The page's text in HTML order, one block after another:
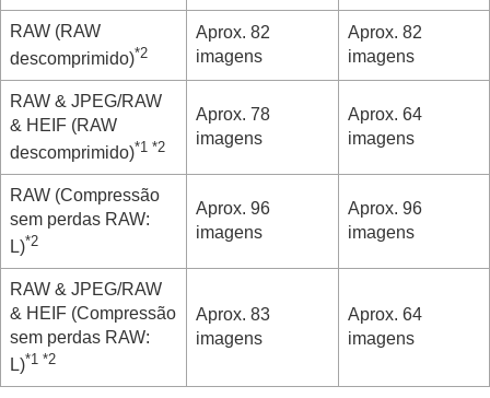
RAW (RAW
descomprimido)*2
Aprox. 82
imagens
Aprox. 82
imagens
RAW & JPEG/RAW
& HEIF (RAW
descomprimido)*1 *2
Aprox. 78
imagens
Aprox. 64
imagens
RAW (Compressão
sem perdas RAW:
L)*2
Aprox. 96
imagens
Aprox. 96
imagens
RAW & JPEG/RAW
& HEIF (Compressão
sem perdas RAW:
L)*1 *2
Aprox. 83
imagens
Aprox. 64
imagens